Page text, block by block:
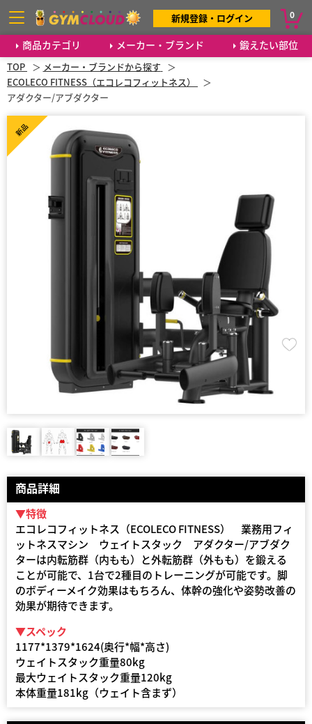
商品カテゴリ メーカー・ブランド 鍛えたい部位
新規登録・ログイン 0
TOP
メーカー・ブランドから探す
ECOLECO FITNESS（エコレコフィットネス）
アダクター/アブダクター
新品
商品詳細
▼特徴
エコレコフィットネス（ECOLECO FITNESS） 業務用フィ
ットネスマシン ウェイトスタック アダクター/アブダク
ターは内転筋群（内もも）と外転筋群（外もも）を鍛える
ことが可能で、1台で2種目のトレーニングが可能です。脚
のボディーメイク効果はもちろん、体幹の強化や姿勢改善の
効果が期待できます。
▼スペック
1177*1379*1624(奥行*幅*高さ)
ウェイトスタック重量80kg
最大ウェイトスタック重量120kg
本体重量181kg（ウェイト含まず）